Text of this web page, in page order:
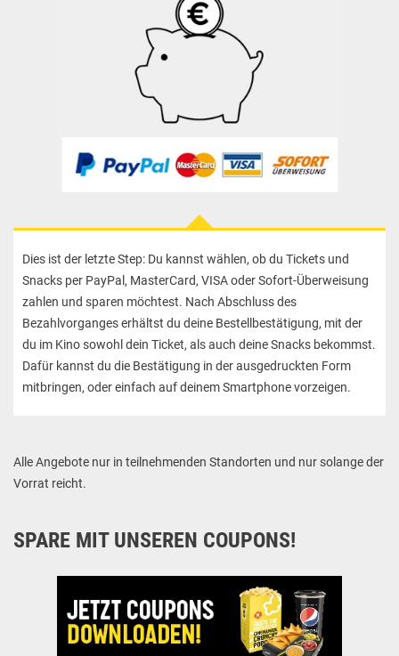
Dies ist der letzte Step: Du kannst wählen, ob du Tickets und
Snacks per PayPal, MasterCard, VISA oder Sofort-Überweisung
zahlen und sparen möchtest. Nach Abschluss des
Bezahlvorganges erhältst du deine Bestellbestätigung, mit der
du im Kino sowohl dein Ticket, als auch deine Snacks bekommst.
Dafür kannst du die Bestätigung in der ausgedruckten Form
mitbringen, oder einfach auf deinem Smartphone vorzeigen.
Alle Angebote nur in teilnehmenden Standorten und nur solange der
Vorrat reicht.
SPARE MIT UNSEREN COUPONS!